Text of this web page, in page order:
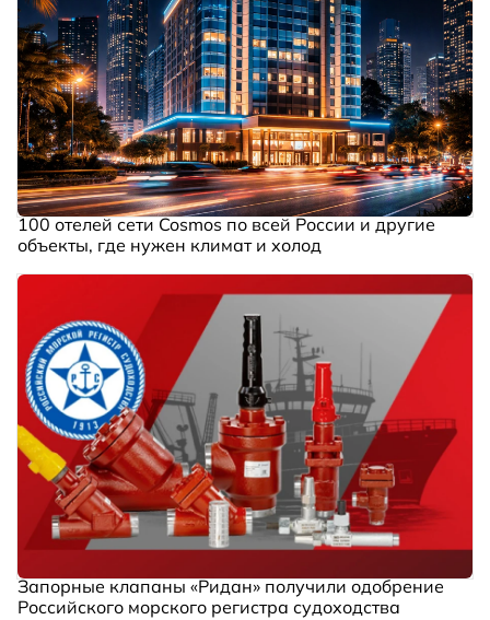
100 отелей сети Cosmos по всей России и другие
объекты, где нужен климат и холод
Запорные клапаны «Ридан» получили одобрение
Российского морского регистра судоходства